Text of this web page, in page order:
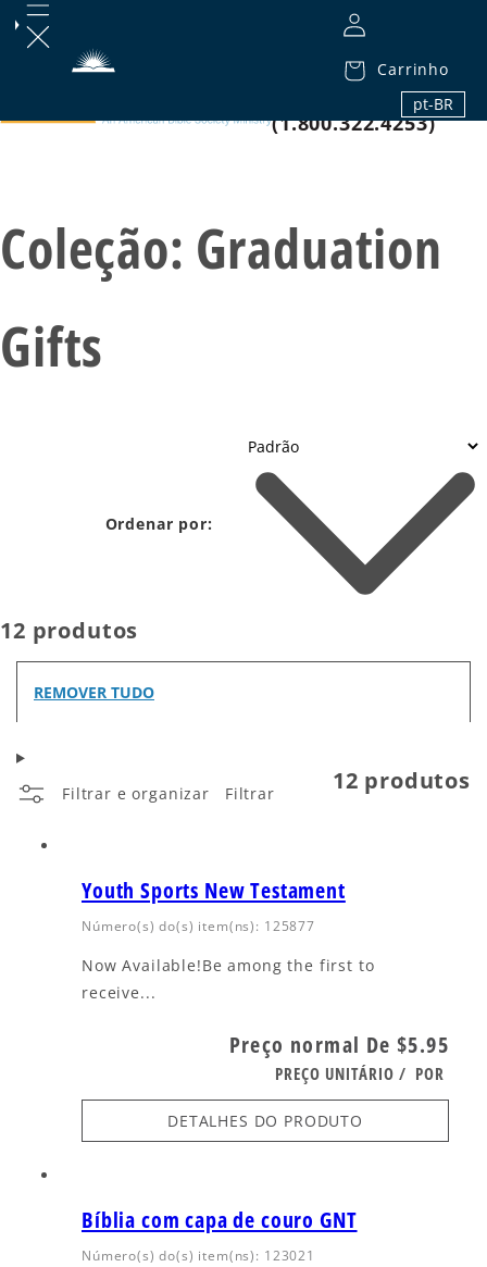
Carrinho
pt-BR
1.800.32.BIBLE
(1.800.322.4253)
Coleção: Graduation
Gifts
Ordenar por:
12 produtos
REMOVER TUDO
Filtrar e organizar Filtrar 12 produtos
Youth Sports New Testament
Número(s) do(s) item(ns): 125877
Now Available!Be among the first to
receive...
Preço normal De $5.95
PREÇO UNITÁRIO / POR
DETALHES DO PRODUTO
Bíblia com capa de couro GNT
Número(s) do(s) item(ns): 123021